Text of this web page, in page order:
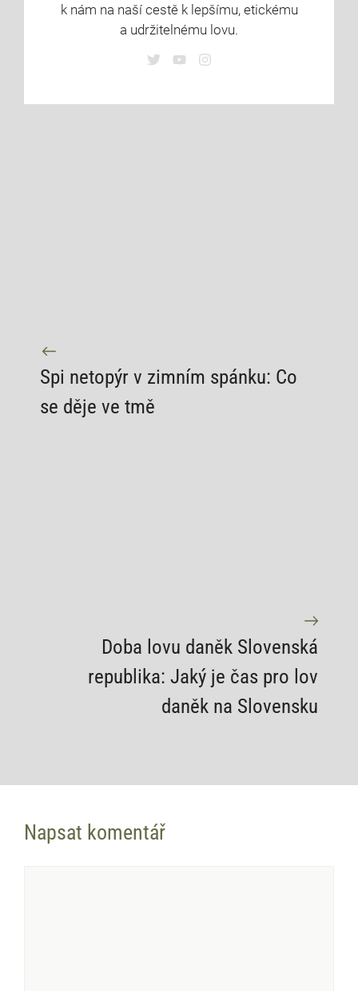
k nám na naší cestě k lepšímu, etickému
a udržitelnému lovu.
Spi netopýr v zimním spánku: Co
se děje ve tmě
Doba lovu daněk Slovenská
republika: Jaký je čas pro lov
daněk na Slovensku
Napsat komentář